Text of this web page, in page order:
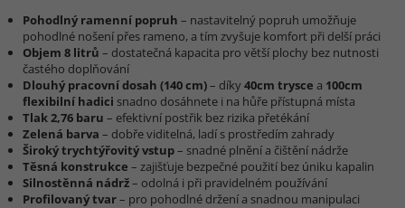
Pohodlný ramenní popruh – nastavitelný popruh umožňuje
pohodlné nošení přes rameno, a tím zvyšuje komfort při delší práci
Objem 8 litrů – dostatečná kapacita pro větší plochy bez nutnosti
častého doplňování
Dlouhý pracovní dosah (140 cm)– díky40cm trysce a 100cm
flexibilní hadici snadno dosáhnete i na hůře přístupná místa
Tlak 2,76 baru – efektivní postřik bez rizika přetékání
Zelená barva – dobře viditelná, ladí s prostředím zahrady
Široký trychtýřovitý vstup– snadné plnění a čištění nádrže
Těsná konstrukce – zajišťuje bezpečné použití bez úniku kapalin
Silnostěnná nádrž– odolná i při pravidelném používání
Profilovaný tvar– pro pohodlné držení a snadnou manipulaci